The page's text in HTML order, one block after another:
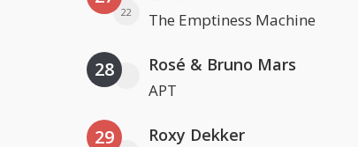
22 The Emptiness Machine
28 Rosé & Bruno Mars
APT
29 Roxy Dekker